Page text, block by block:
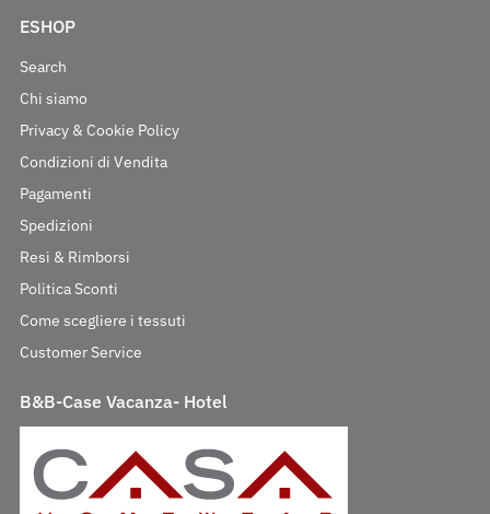
ESHOP
Search
Chi siamo
Privacy & Cookie Policy
Condizioni di Vendita
Pagamenti
Spedizioni
Resi & Rimborsi
Politica Sconti
Come scegliere i tessuti
Customer Service
B&B-Case Vacanza- Hotel